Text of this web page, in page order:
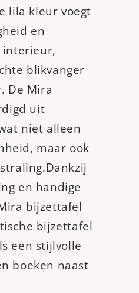
lila kleur voegt
en
interieur,
blikvanger
De Mira
uit
niet alleen
maar ook
en handige
bijzettafel
bijzettafel
een stijlvolle
boeken naast